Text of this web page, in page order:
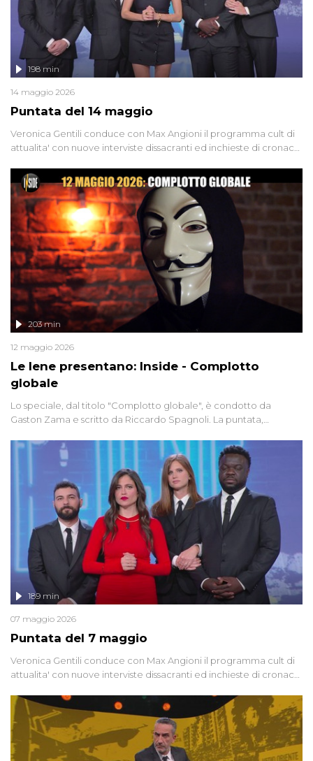
Puntata del 14 maggio
198 min
14 maggio 2026
Veronica Gentili conduce con Max Angioni il programma cult di
attualita' con nuove interviste dissacranti ed inchieste di cronaca
Le Iene presentano: Inside - Complotto
globale
203 min
12 maggio 2026
Lo speciale, dal titolo "Complotto globale", è condotto da
Gaston Zama e scritto da Riccardo Spagnoli. La puntata,
racconta l'universo delle narrazioni alternative, dei sospetti
globali e del complottismo che negli ultimi anni hanno invaso
social network, talk show, piazze digitali e immaginario collettivo.
Puntata del 7 maggio
189 min
07 maggio 2026
Veronica Gentili conduce con Max Angioni il programma cult di
attualita' con nuove interviste dissacranti ed inchieste di cronaca